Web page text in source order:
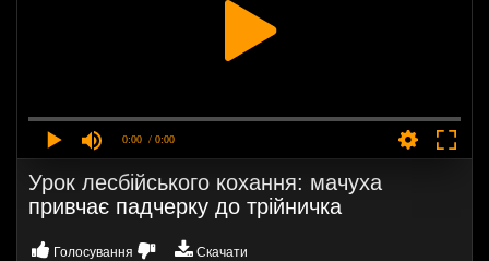
0:00 / 0:00
Урок лесбійського кохання: мачуха
привчає падчерку до трійничка
Голосування Скачати